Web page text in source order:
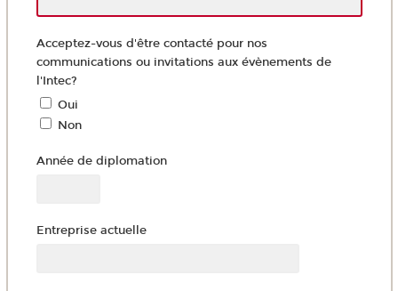
Acceptez-vous d'être contacté pour nos
communications ou invitations aux évènements de
l'Intec?
Oui
Non
Année de diplomation
Entreprise actuelle